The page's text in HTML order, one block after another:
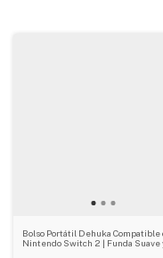
Bolso Portátil Dehuka Compatible
Nintendo Switch 2 | Funda Suave